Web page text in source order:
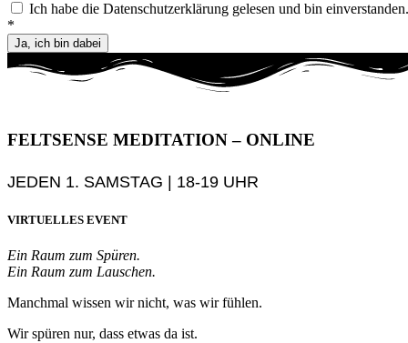
Ich habe die Datenschutzerklärung gelesen und bin einverstanden.
*
Ja, ich bin dabei
FELTSENSE MEDITATION – ONLINE
JEDEN 1. SAMSTAG | 18-19 UHR
VIRTUELLES EVENT
Ein Raum zum Spüren.
Ein Raum zum Lauschen.
Manchmal wissen wir nicht, was wir fühlen.
Wir spüren nur, dass etwas da ist.